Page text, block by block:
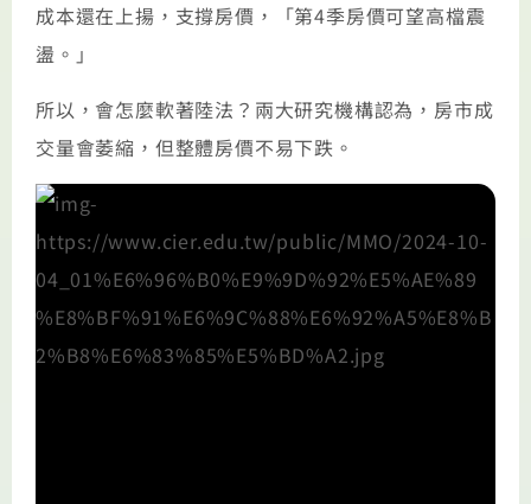
成本還在上揚，支撐房價，「第4季房價可望高檔震
盪。」
所以，會怎麼軟著陸法？兩大研究機構認為，房市成
交量會萎縮，但整體房價不易下跌。